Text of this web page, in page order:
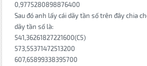
0,9775280898876400
Sau đó anh lấy cái dãy tần số trên đây chia
dãy tần số là:
541,36261827221600(C5)
573,55371472513200
607,65899338395700